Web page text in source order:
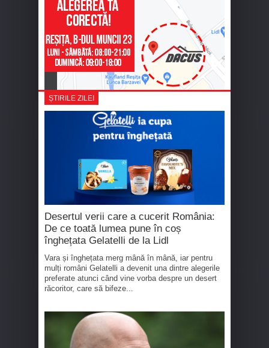
ȘTIRILE ZILEI
Desertul verii care a cucerit România:
De ce toată lumea pune în coș
înghețata Gelatelli de la Lidl
Vara și înghețata merg mână în mână, iar pentru
mulți români Gelatelli a devenit una dintre alegerile
preferate atunci când vine vorba despre un desert
răcoritor, care să bifeze...